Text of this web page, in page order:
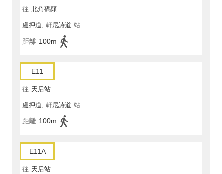
往 北角碼頭
盧押道, 軒尼詩道 站
距離 100m
E11
往 天后站
盧押道, 軒尼詩道 站
距離 100m
E11A
往 天后站